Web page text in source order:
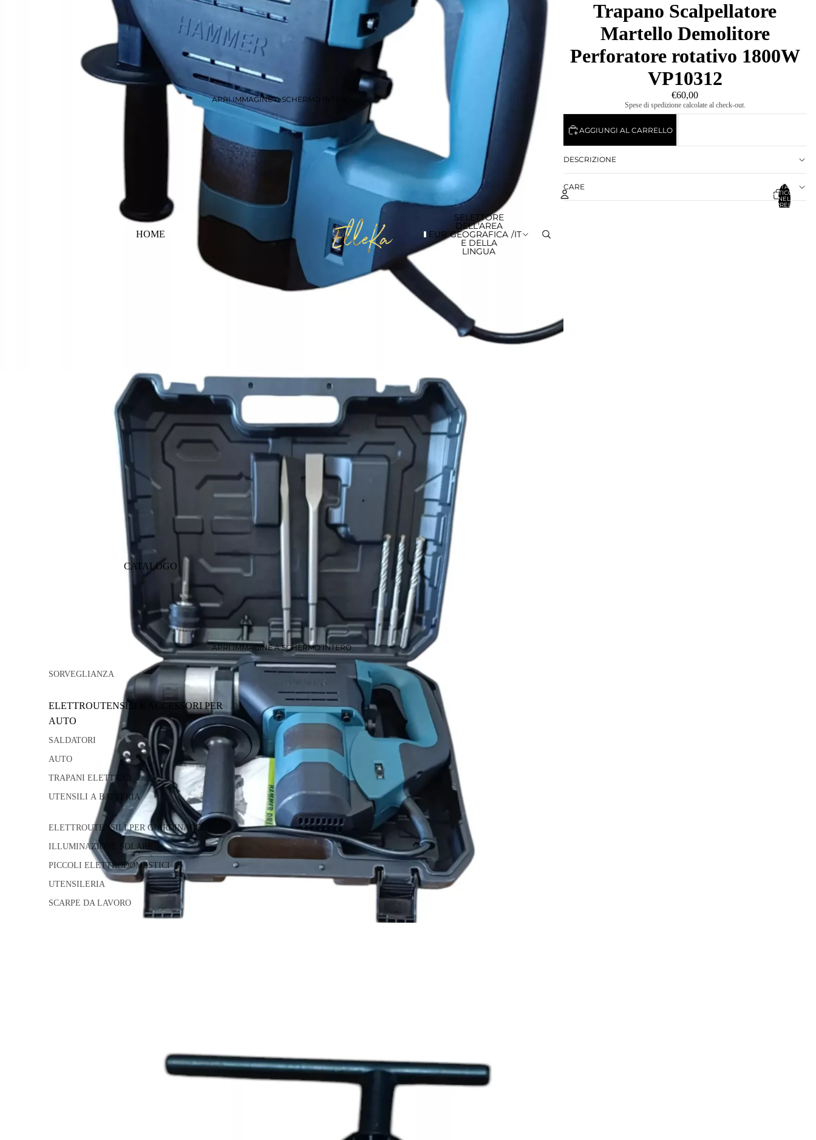
HOME
CATALOGO
SORVEGLIANZA
ELETTROUTENSILI E ACCESSORI PER
AUTO
SALDATORI
AUTO
TRAPANI ELETTRICI
UTENSILI A BATTERIA
ELETTROUTENSILI PER GIARDINAGGIO
ILLUMINAZIONE SOLARE
PICCOLI ELETTRODOMESTICI
UTENSILERIA
SCARPE DA LAVORO
EUR
SELETTORE
DELL'AREA
GEOGRAFICA
E DELLA
LINGUA
/IT
TOTALE
ARTICOLI
NEL
CARRELLO:
APRI IMMAGINE A SCHERMO INTERO
APRI IMMAGINE A SCHERMO INTERO
Trapano Scalpellatore
Martello Demolitore
Perforatore rotativo 1800W
VP10312
€60,00
Spese di spedizione calcolate al check-out.
AGGIUNGI AL CARRELLO
DESCRIZIONE
CARE